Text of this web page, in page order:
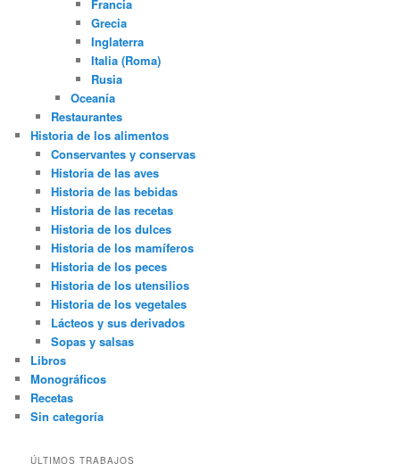
Francia
Grecia
Inglaterra
Italia (Roma)
Rusia
Oceanía
Restaurantes
Historia de los alimentos
Conservantes y conservas
Historia de las aves
Historia de las bebidas
Historia de las recetas
Historia de los dulces
Historia de los mamíferos
Historia de los peces
Historia de los utensilios
Historia de los vegetales
Lácteos y sus derivados
Sopas y salsas
Libros
Monográficos
Recetas
Sin categoría
ÚLTIMOS TRABAJOS